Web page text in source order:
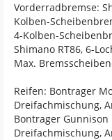
Vorderradbremse:
Kolben-
4-Kolben-
Shimano RT86, 6-
Max.
Reifen: Bontrager
Dreifachmischung,
Bontrager Gunnison
Dreifachmischung,